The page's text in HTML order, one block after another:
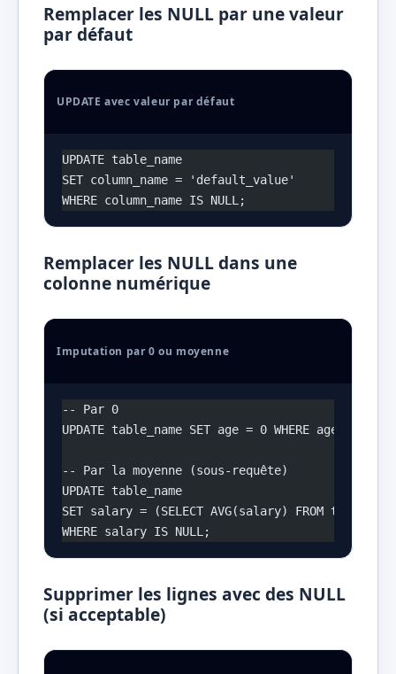
Remplacer les NULL par une valeur
par défaut
UPDATE avec valeur par défaut
UPDATE table_name
SET column_name = 'default_value'
WHERE column_name IS NULL;
Remplacer les NULL dans une
colonne numérique
Imputation par 0 ou moyenne
-- Par 0
UPDATE table_name SET age = 0 WHERE age IS
-- Par la moyenne (sous-requête)
UPDATE table_name
SET salary = (SELECT AVG(salary) FROM
WHERE salary IS NULL;
Supprimer les lignes avec des NULL
(si acceptable)